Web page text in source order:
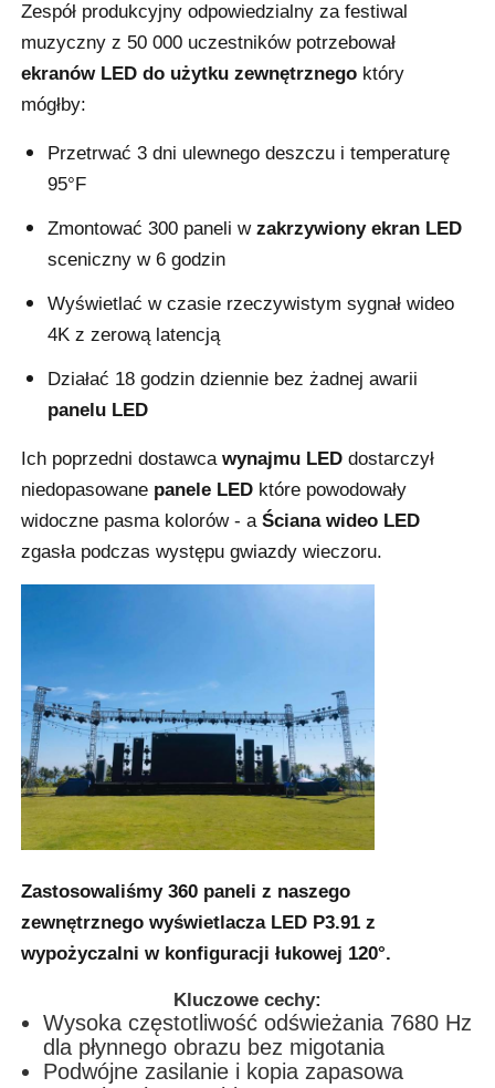
Poproś o wycenę
ekran LED na koncerty
Wynajem ekranów LED
Ściana wideo LED Cob
Przezroczysty wyświetlacz LED
Ekran LED SMD
Zewnętrzny billboard ledowy
Zespół produkcyjny odpowiedzialny za festiwal
muzyczny z 50 000 uczestników potrzebował
ekranów LED do użytku zewnętrznego który
mógłby:
Przetrwać 3 dni ulewnego deszczu i temperaturę
95°F
Zmontować 300 paneli wzakrzywiony ekran LED
sceniczny w 6 godzin
Wyświetlać w czasie rzeczywistym sygnał wideo
4K z zerową latencją
Działać 18 godzin dziennie bez żadnej awarii
panelu LED
Ich poprzedni dostawcawynajmu LED dostarczył
niedopasowane panele LED które powodowały
widoczne pasma kolorów - aŚciana wideo LED
zgasła podczas występu gwiazdy wieczoru.
Zastosowaliśmy 360 paneli z naszego
zewnętrznego wyświetlacza LED P3.91 z
wypożyczalni w konfiguracji łukowej 120°.
Kluczowe cechy:
Wysoka częstotliwość odświeżania 7680 Hz
dla płynnego obrazu bez migotania
Podwójne zasilanie i kopia zapasowa